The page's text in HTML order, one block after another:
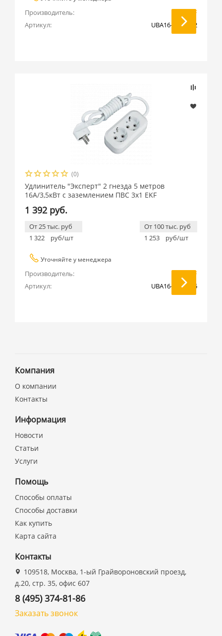
Производитель:
EKF
Артикул:
UBA16-310-4-02
(0)
Удлинитель "Эксперт" 2 гнезда 5 метров
16А/3,5кВт с заземлением ПВС 3х1 EKF
1 392 руб.
От 25 тыс. руб
1 322
руб/шт
От 100 тыс. руб
1 253
руб/шт
Уточняйте у менеджера
Производитель:
EKF
Артикул:
UBA16-310-2-05
Компания
О компании
Контакты
Информация
Новости
Статьи
Услуги
Помощь
Способы оплаты
Способы доставки
Как купить
Карта сайта
Контакты
109518, Москва, 1-ый Грайвороновский проезд,
д.20, стр. 35, офис 607
8 (495) 374-81-86
Заказать звонок